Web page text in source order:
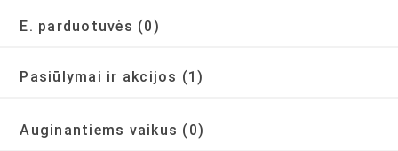
E. parduotuvės (0)
Pasiūlymai ir akcijos (1)
Auginantiems vaikus (0)